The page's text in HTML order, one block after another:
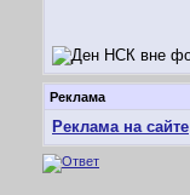
Реклама
Реклама на сайте